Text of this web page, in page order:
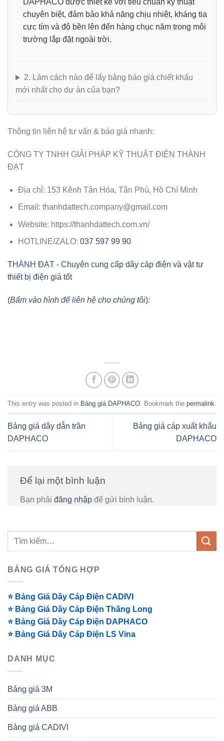
chuyên biệt, đảm bảo khả năng chịu nhiệt, kháng tia
cực tím và độ bền lên đến hàng chục năm trong môi
trường lắp đặt ngoài trời.
2. Làm cách nào để lấy bảng báo giá chiết khấu
mới nhất cho dự án của bạn?
Thông tin liên hệ tư vấn & báo giá nhanh:
CÔNG TY TNHH GIẢI PHÁP KỸ THUẬT ĐIỆN THÀNH
ĐẠT
Địa chỉ: 153 Kênh Tân Hóa, Tân Phú, Hồ Chí Minh
Email : thanhdattech.company@gmail.com
Website: https://thanhdattech.com.vn/
HOTLINE/ZALO: 037 597 99 90
THÀNH ĐẠT - Chuyên cung cấp dây cáp điện và vật tư
thiết bị điện giá tốt
(Bấm vào hình để liên hệ cho chúng tôi):
This entry was posted in Bảng giá DAPHACO. Bookmark the permalink.
Bảng giá dây dẫn trần
DAPHACO
Bảng giá cáp xuất khẩu
DAPHACO
Để lại một bình luận
Bạn phải đăng nhập để gửi bình luận.
BẢNG GIÁ TỔNG HỢP
⭐ Bảng Giá Dây Cáp Điện CADIVI
⭐ Bảng Giá Dây Cáp Điện Thăng Long
⭐ Bảng Giá Dây Cáp Điện DAPHACO
⭐ Bảng Giá Dây Cáp Điện LS Vina
DANH MỤC
Bảng giá 3M
Bảng giá ABB
Bảng giá CADIVI